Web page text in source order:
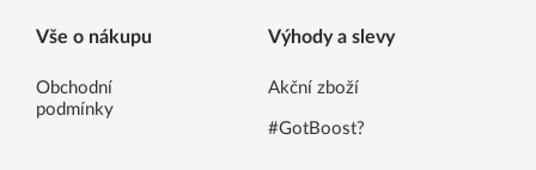
Vše o nákupu
Obchodní
podmínky
Výhody a slevy
Akční zboží
#GotBoost?